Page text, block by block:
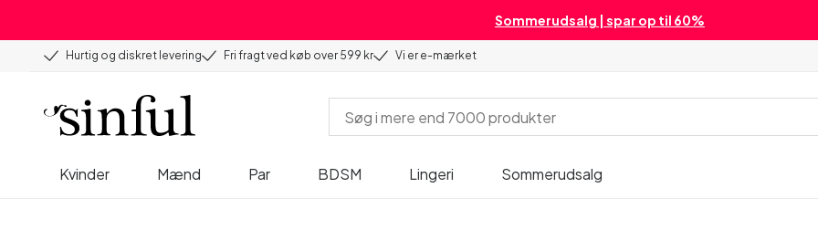
Sommerudsalg | spar op til 60%
Hurtig og diskret levering Fri fragt ved køb over 599 kr Vi er e-mærket
Kvinder Mænd Par BDSM Lingeri Sommerudsalg